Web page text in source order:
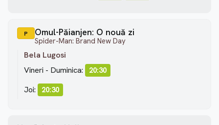
P Omul-Păianjen: O nouă zi
Spider-Man: Brand New Day
Bela Lugosi
Vineri - Duminica:
20:30
Joi: 20:30